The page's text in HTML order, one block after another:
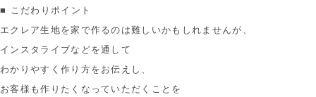
■ こだわりポイント
エクレア生地を家で作るのは難しいかもしれませんが、
インスタライブなどを通して
わかりやすく作り方をお伝えし、
お客様も作りたくなっていただくことを